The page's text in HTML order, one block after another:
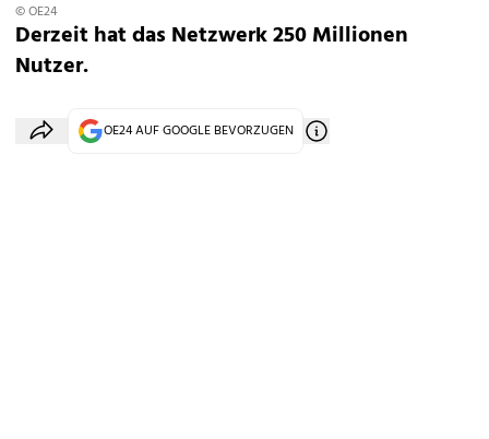
© OE24
Derzeit hat das Netzwerk 250 Millionen
Nutzer.
OE24 AUF GOOGLE BEVORZUGEN